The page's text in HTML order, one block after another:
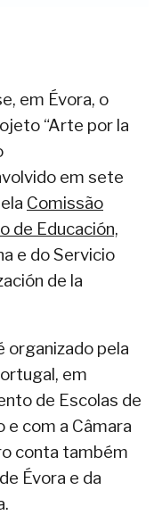
em Évora, o
“Arte por la
em sete
Comissão
de Educación,
e do Servicio
de la
organizado pela
em
de Escolas de
e com a Câmara
conta também
Évora e da